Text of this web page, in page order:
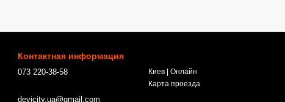
Контактная информация
073 220-38-58
devicity.ua@gmail.com
Киев | Онлайн
Карта проезда